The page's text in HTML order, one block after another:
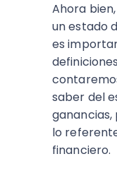
Ahora
un estado
es
saber del
lo
financiero.